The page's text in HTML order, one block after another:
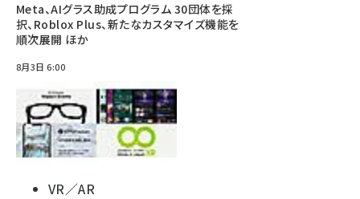
Meta、AIグラス助成プログラム 30団体を採
択、Roblox Plus、新たなカスタマイズ機能を
順次展開 ほか
8月3日 6:00
VR／AR